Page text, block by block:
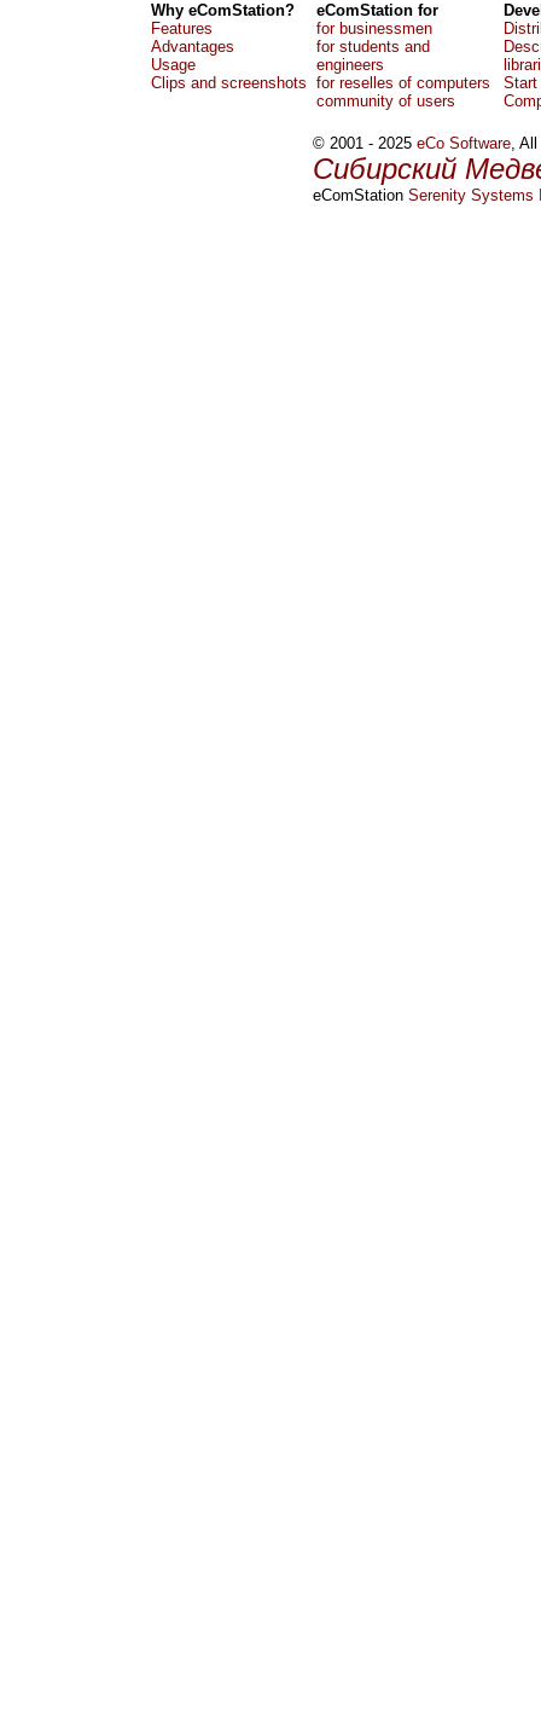
Why eComStation?
Features
Advantages
Usage
Clips and screenshots
eComStation for
for businessmen
for students and
engineers
for reselles of computers
community of users
Start
© 2001 - 2025 eCo Software, All
Сибирский
eComStation Serenity Systems